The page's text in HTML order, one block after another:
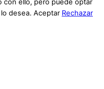
con ello, pero puede optar
desea. Aceptar Rechazar